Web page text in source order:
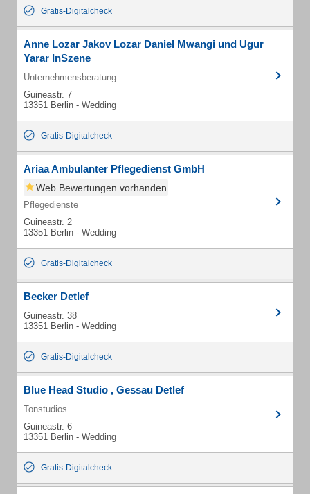
Gratis-Digitalcheck
Anne Lozar Jakov Lozar Daniel Mwangi und Ugur
Yarar InSzene
Unternehmensberatung
Guineastr. 7
13351 Berlin - Wedding
Gratis-Digitalcheck
Ariaa Ambulanter Pflegedienst GmbH
Web Bewertungen vorhanden
Pflegedienste
Guineastr. 2
13351 Berlin - Wedding
Gratis-Digitalcheck
Becker Detlef
Guineastr. 38
13351 Berlin - Wedding
Gratis-Digitalcheck
Blue Head Studio , Gessau Detlef
Tonstudios
Guineastr. 6
13351 Berlin - Wedding
Gratis-Digitalcheck